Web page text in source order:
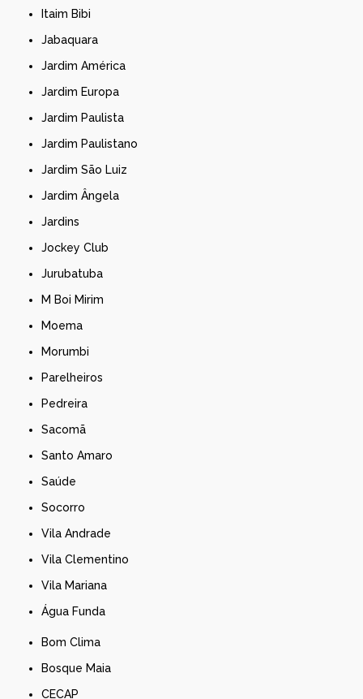
Itaim Bibi
Jabaquara
Jardim América
Jardim Europa
Jardim Paulista
Jardim Paulistano
Jardim São Luiz
Jardim Ângela
Jardins
Jockey Club
Jurubatuba
M Boi Mirim
Moema
Morumbi
Parelheiros
Pedreira
Sacomã
Santo Amaro
Saúde
Socorro
Vila Andrade
Vila Clementino
Vila Mariana
Água Funda
Bom Clima
Bosque Maia
CECAP